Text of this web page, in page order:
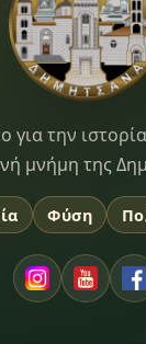
την
μνήμη της
Φύση